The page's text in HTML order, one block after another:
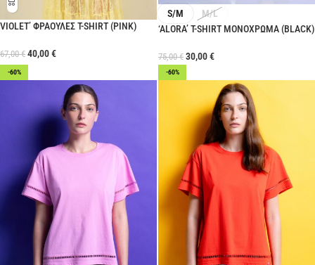
VIOLET’ ΦΡΑΟΥΛΕΣ T-SHIRT (PINK)
67,00€ 40,00€
S/M
M/L
‘ALORA’ T-SHIRT ΜΟΝΟΧΡΩΜΑ (BLACK)
75,00€ 30,00€
-60% -60%